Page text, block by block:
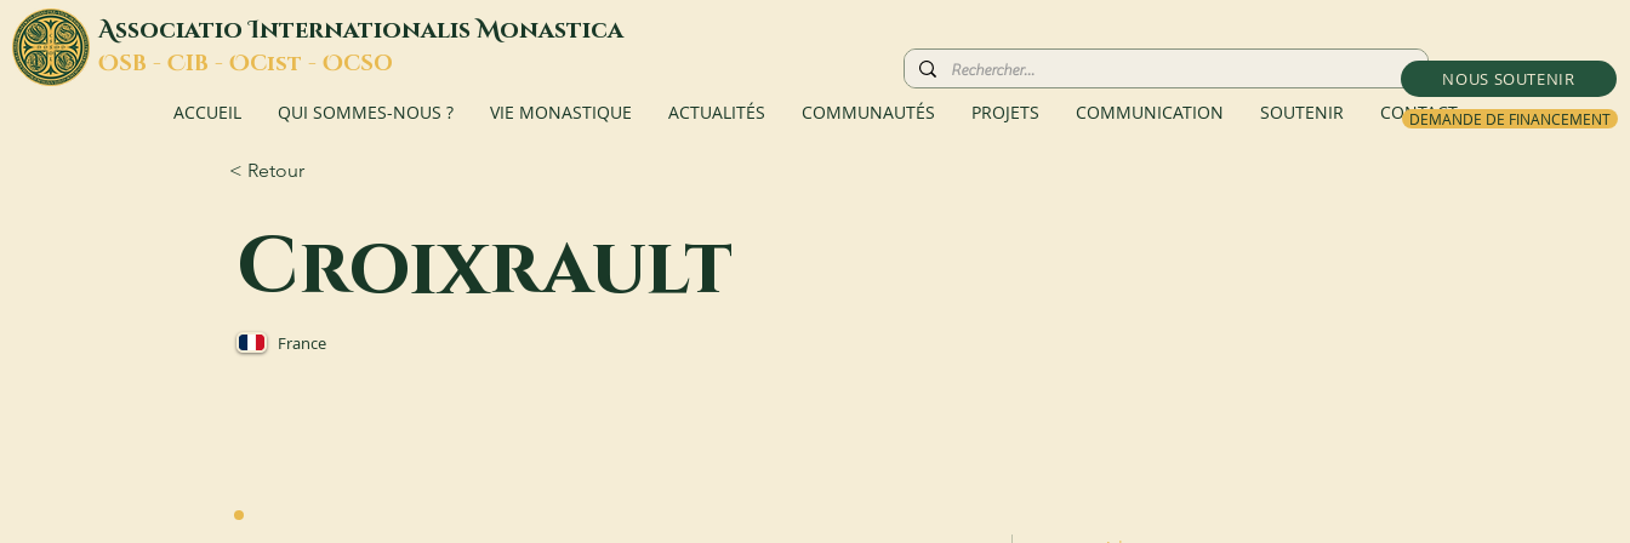
NOUS SOUTENIR
DEMANDE DE FINANCEMENT
AssociatioInternationalisMonastica
OSB - CIB - OCist - OCSO
ACCUEIL QUI SOMMES-NOUS ? VIE MONASTIQUE ACTUALITÉS COMMUNAUTÉS PROJETS COMMUNICATION SOUTENIR CONTACT
< Retour
Croixrault
France